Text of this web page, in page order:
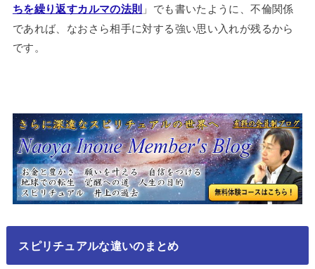
ちを繰り返すカルマの法則 」でも書いたように、不倫関係
であれば、なおさら相手に対する強い思い入れが残るから
です。
スピリチュアルな違いのまとめ